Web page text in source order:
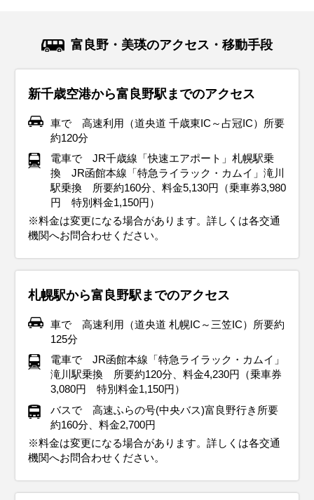
富良野・美瑛のアクセス・移動手段
新千歳空港から富良野駅までのアクセス
車で 高速利用（道央道 千歳東IC～占冠IC）所要
約120分
電車で JR千歳線「快速エアポート」札幌駅乗
換 JR函館本線「特急ライラック・カムイ」滝川
駅乗換 所要約160分、料金5,130円（乗車券3,980
円 特別料金1,150円）
※料金は変更になる場合があります。詳しくは各交通
機関へお問合わせください。
札幌駅から富良野駅までのアクセス
車で 高速利用（道央道 札幌IC～三笠IC）所要約
125分
電車で JR函館本線「特急ライラック・カムイ」
滝川駅乗換 所要約120分、料金4,230円（乗車券
3,080円 特別料金1,150円）
バスで 高速ふらの号(中央バス)富良野行き所要
約160分、料金2,700円
※料金は変更になる場合があります。詳しくは各交通
機関へお問合わせください。